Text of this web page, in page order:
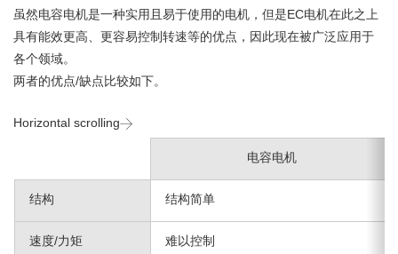
虽然电容电机是一种实用且易于使用的电机，但是EC电机在此之上
具有能效更高、更容易控制转速等的优点，因此现在被广泛应用于
各个领域。
两者的优点/缺点比较如下。
Horizontal scrolling
电容电机
结构 结构简单
速度/力矩 难以控制